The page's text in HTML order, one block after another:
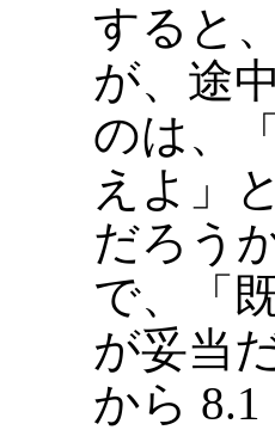
すると
が、途
のは、
えよ」
だろう
で、「
が妥当
から